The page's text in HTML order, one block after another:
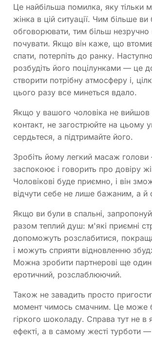
Це найбільша помилка, яку тільки
жінка в цій ситуації. Чим більше ви
обговорювати, тим більш незручно
почувати. Якщо він каже, що
спати, потерпіть до ранку.
розбудіть його поцілунками — це
створити потрібну атмосферу і,
цього разу все минеться вдало.
Якщо у вашого чоловіка не вийшов
контакт, не загострюйте на цьому
сердьтеся, а підтримайте його.
Зробіть йому легкий масаж
заспокоює і говорить про довіру
Чоловікові буде приємно, і він
відчути себе не лише бажаним, а й
Якщо ви були в спальні,
разом теплий душ: м'які приємні
допоможуть розслабитися,
і можуть сприяти відновленню
Можна зробити партнерові ще
еротичний, розслаблюючий.
Також не завадить просто
момент чимось смачним. Це може
гіркого шоколаду. Справа тут не в
ефекті, а в самому жесті турботи —